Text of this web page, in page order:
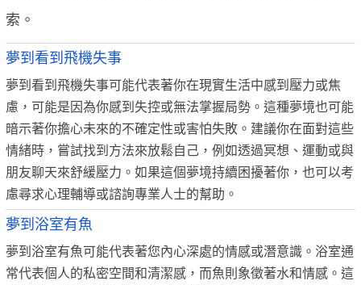
索。
夢到看到飛機失事
夢到看到飛機失事可能代表著你在現實生活中感到壓力或焦
慮，可能是因為你感到失控或無法掌握局勢。這種夢境也可能
暗示著你擔心未來的不確定性或害怕失敗。建議你在面對這些
情緒時，嘗試找到方法來放鬆自己，例如透過冥想、運動或與
朋友聊天來舒緩壓力。如果這個夢境持續困擾著你，也可以考
慮尋求心理輔導或諮詢專業人士的幫助。
夢到浴室有魚
夢到浴室有魚可能代表著您內心深處的情感或潛意識。浴室通
常代表個人的私密空間和清潔感，而魚則象徵著水和情感。這